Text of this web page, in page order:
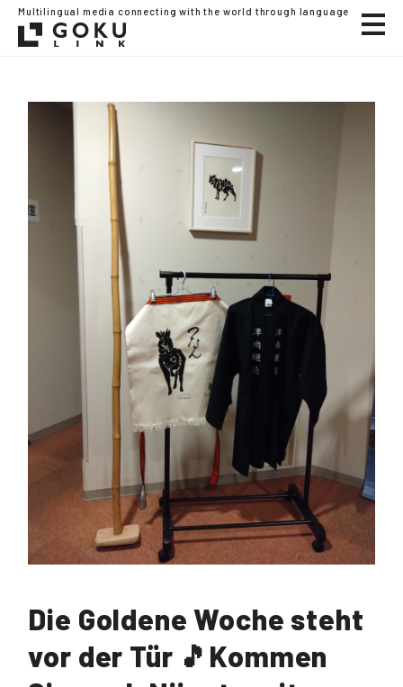
Multilingual media connecting with the world through language
Die Goldene Woche steht
vor der Tür 🎵Kommen